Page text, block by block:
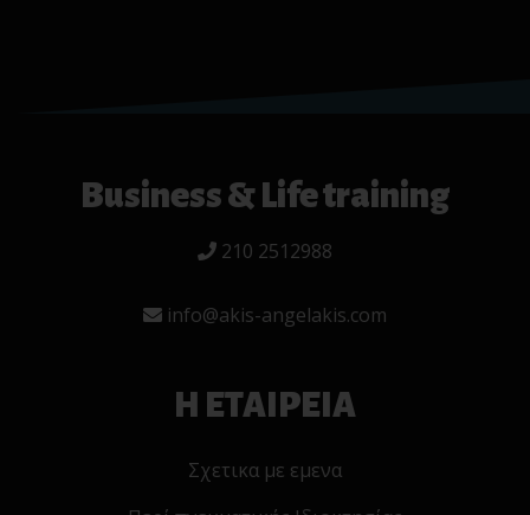
Business & Life training
210 2512988
info@akis-angelakis.com
Η ΕΤΑΙΡΕΙΑ
Σχετικα με εμενα